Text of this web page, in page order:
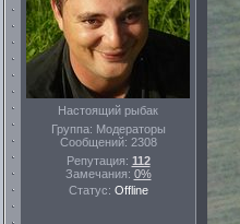
Настоящий рыбак
Группа: Модераторы
Сообщений: 2308
Репутация: 112
Замечания: 0%
Статус: Offline